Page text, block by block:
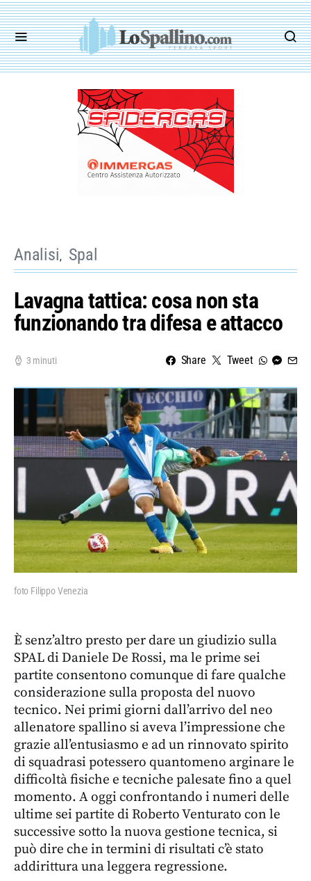
Analisi Spal
Lavagna tattica: cosa non sta
funzionando tra difesa e attacco
3 minuti Share Tweet
foto Filippo Venezia
È senz’altro presto per dare un giudizio sulla
SPAL di Daniele De Rossi, ma le prime sei
partite consentono comunque di fare qualche
considerazione sulla proposta del nuovo
tecnico. Nei primi giorni dall’arrivo del neo
allenatore spallino si aveva l’impressione che
grazie all’entusiasmo e ad un rinnovato spirito
di squadrasi potessero quantomeno arginare le
difficoltà fisiche e tecniche palesate fino a quel
momento. A oggi confrontando i numeri delle
ultime sei partite di Roberto Venturato con le
successive sotto la nuova gestione tecnica, si
può dire che in termini di risultati c’è stato
addirittura una leggera regressione.